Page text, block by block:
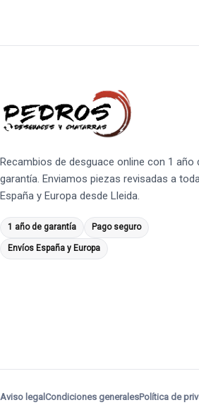
Recambios de desguace online con 1 año
garantía. Enviamos piezas revisadas a toda
España y Europa desde Lleida.
1 año de garantía Pago seguro
Envíos España y Europa
Aviso legal Condiciones generalesPolítica de